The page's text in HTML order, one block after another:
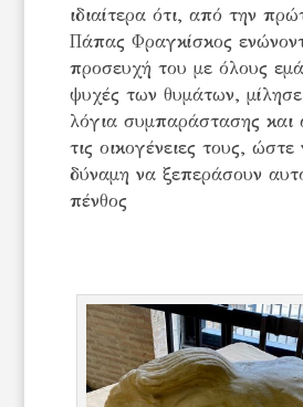
ιδιαίτερα ότι, από την
Πάπας Φραγκίσκος
προσευχή του με όλους
ψυχές των θυμάτων,
λόγια συμπαράστασης
τις οικογένειες τους,
δύναμη να ξεπεράσουν
πένθος